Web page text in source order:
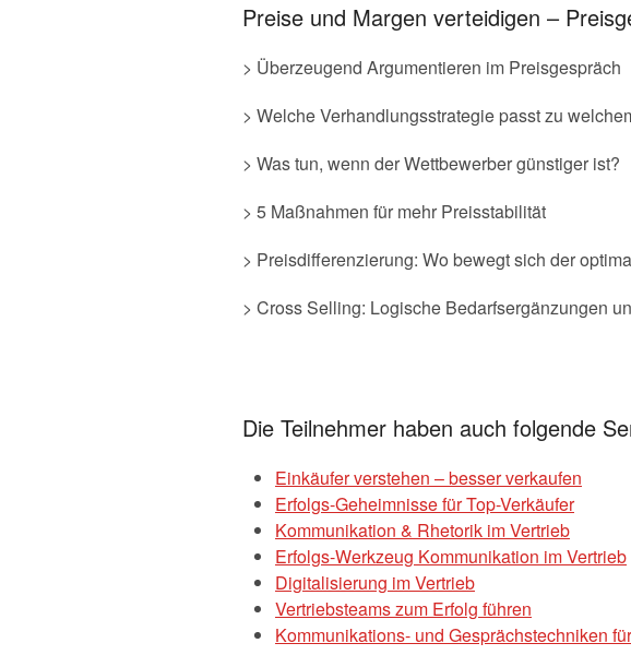
Preise und Margen verteidigen –
> Überzeugend Argumentieren im Preisgespräch
> Welche Verhandlungsstrategie passt zu
> Was tun, wenn der Wettbewerber günstiger ist?
> 5 Maßnahmen für mehr Preisstabilität
> Preisdifferenzierung: Wo bewegt sich der
> Cross Selling: Logische Bedarfsergänzungen
Die Teilnehmer haben auch folgende
Einkäufer verstehen – besser verkaufen
Erfolgs-Geheimnisse für Top-Verkäufer
Kommunikation & Rhetorik im Vertrieb
Erfolgs-Werkzeug Kommunikation im Vertrieb
Digitalisierung im Vertrieb
Vertriebsteams zum Erfolg führen
Kommunikations- und Gesprächstechniken